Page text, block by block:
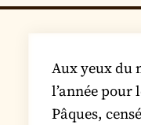
Aux yeux du
l’année pour
Pâques,